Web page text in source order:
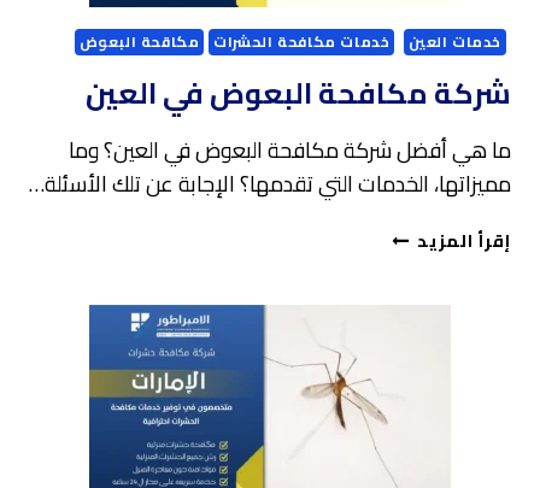
خدمات العين خدمات مكافحة الحشرات مكاقحة البعوض
شركة مكافحة البعوض في العين
ما هي أفضل شركة مكافحة البعوض في العين؟ وما
مميزاتها، الخدمات التي تقدمها؟ الإجابة عن تلك الأسئلة…
إقرأ المزيدشركة